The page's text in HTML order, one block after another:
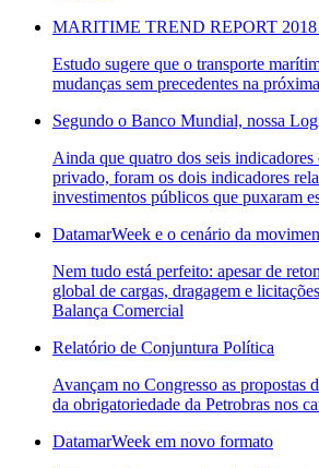
MARITIME TREND REPORT 2018
Estudo sugere que o transporte
mudanças sem precedentes na
Segundo o Banco Mundial, nossa
Ainda que quatro dos seis indicadores
privado, foram os dois indicadores
investimentos públicos que puxaram
DatamarWeek e o cenário da
Nem tudo está perfeito: apesar de
global de cargas, dragagem e
Balança Comercial
Relatório de Conjuntura Política
Avançam no Congresso as propostas
da obrigatoriedade da Petrobras nos
DatamarWeek em novo formato